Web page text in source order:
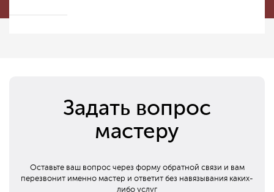
Задать вопрос
мастеру
Оставьте ваш вопрос через форму обратной связи и вам
перезвонит именно мастер и ответит без навязывания каких-
либо услуг